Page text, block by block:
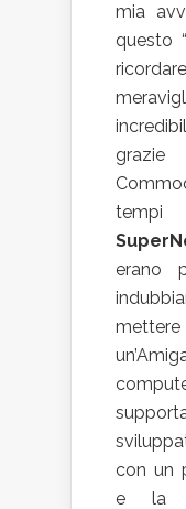
mia
questo
tempi
erano
con un
e la